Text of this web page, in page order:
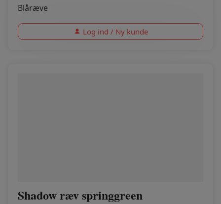
Blåræve
Log ind / Ny kunde
Shadow ræv springgreen